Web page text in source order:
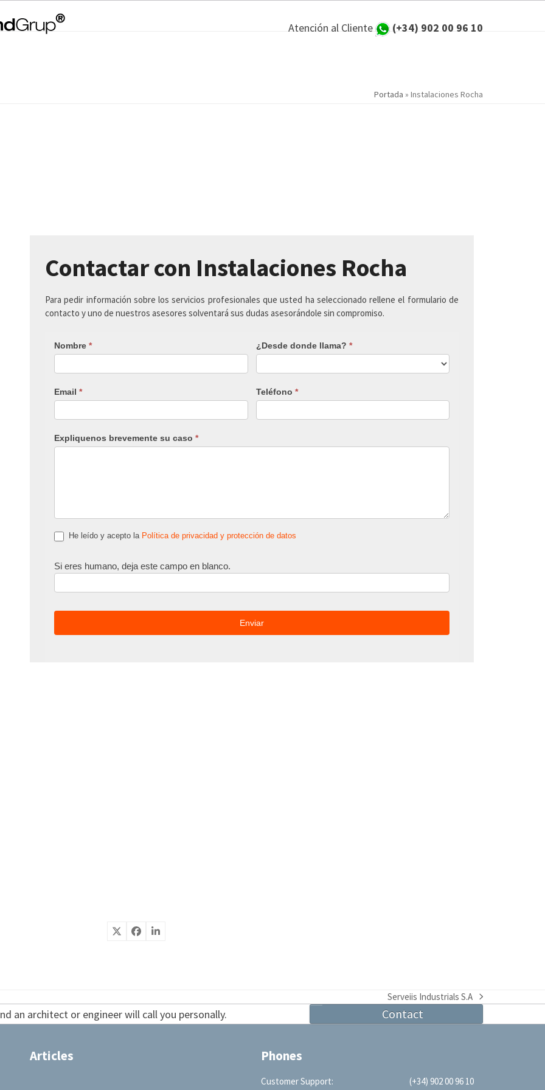
Atención al Cliente (+34) 902 00 96 10
Portada » Instalaciones Rocha
Contactar con Instalaciones Rocha
Para pedir información sobre los servicios profesionales que usted ha seleccionado rellene el formulario de
contacto y uno de nuestros asesores solventará sus dudas asesorándole sin compromiso.
Nombre * ¿Desde donde llama? *
Email * Teléfono *
Expliquenos brevemente su caso *
He leído y acepto la Política de privacidad y protección de datos
Si eres humano, deja este campo en blanco.
next
post:
Serveiis Industrials S.A
an architect or engineer will call you personally. Contact
Articles Phones
Customer Support:
(+34) 902 00 96 10